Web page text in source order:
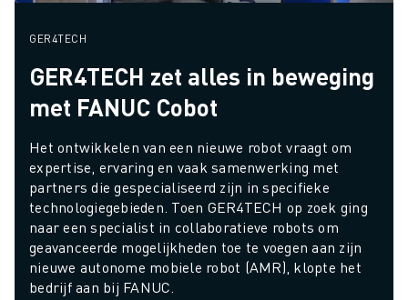
GER4TECH
GER4TECH zet alles in beweging
met FANUC Cobot
Het ontwikkelen van een nieuwe robot vraagt om
expertise, ervaring en vaak samenwerking met
partners die gespecialiseerd zijn in specifieke
technologiegebieden. Toen GER4TECH op zoek ging
naar een specialist in collaboratieve robots om
geavanceerde mogelijkheden toe te voegen aan zijn
nieuwe autonome mobiele robot (AMR), klopte het
bedrijf aan bij FANUC.